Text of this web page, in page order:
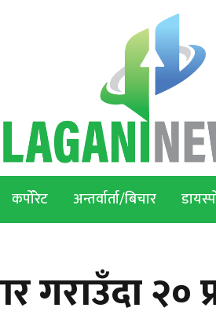
कर्पोरेट अन्तर्वार्ता/बिचार
गराउँदा २०